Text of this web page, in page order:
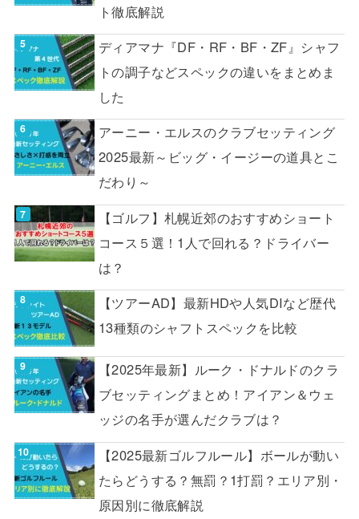
ト徹底解説
ディアマナ『DF・RF・BF・ZF』シャフ
トの調子などスペックの違いをまとめま
した
アーニー・エルスのクラブセッティング
2025最新～ビッグ・イージーの道具とこ
だわり～
【ゴルフ】札幌近郊のおすすめショート
コース５選！1人で回れる？ドライバー
は？
【ツアーAD】最新HDや人気DIなど歴代
13種類のシャフトスペックを比較
【2025年最新】ルーク・ドナルドのクラ
ブセッティングまとめ！アイアン＆ウェ
ッジの名手が選んだクラブは？
【2025最新ゴルフルール】ボールが動い
たらどうする？無罰？1打罰？エリア別・
原因別に徹底解説